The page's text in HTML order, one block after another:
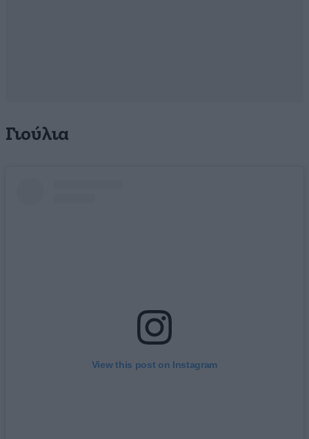
Γιούλια
View this post on Instagram